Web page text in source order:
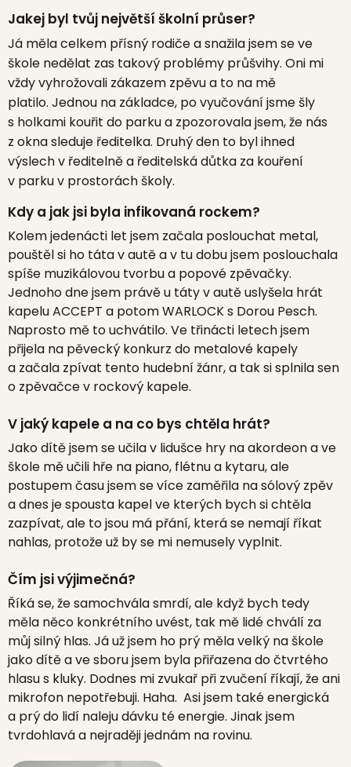
Jakej byl tvůj největší školní průser?
Já měla celkem přísný rodiče a snažila jsem se ve
škole nedělat zas takový problémy průšvihy. Oni mi
vždy vyhrožovali zákazem zpěvu a to na mě
platilo. Jednou na základce, po vyučování jsme šly
s holkami kouřit do parku a zpozorovala jsem, že nás
z okna sleduje ředitelka. Druhý den to byl ihned
výslech v ředitelně a ředitelská důtka za kouření
v parku v prostorách školy.
Kdy a jak jsi byla infikovaná rockem?
Kolem jedenácti let jsem začala poslouchat metal,
pouštěl si ho táta v autě a v tu dobu jsem poslouchala
spíše muzikálovou tvorbu a popové zpěvačky.
Jednohodne jsem právě u táty v autě uslyšela hrát
kapelu ACCEPT a potom WARLOCK s Dorou Pesch.
Naprosto mě to uchvátilo. Ve třinácti letech jsem
přijela na pěvecký konkurz do metalové kapely
a začala zpívat tento hudební žánr, a tak si splnila sen
o zpěvačce v rockový kapele.
V jaký kapele a na co bys chtěla hrát?
Jako dítě jsem se učila v lidušce hry na akordeon a ve
škole mě učili hře na piano, flétnu a kytaru, ale
postupem času jsem se více zaměřila na sólový zpěv
a dnes je spousta kapel ve kterých bych si chtěla
zazpívat, ale to jsou má přání, která se nemají říkat
nahlas, protože už by se mi nemusely vyplnit.
Čím jsi výjimečná?
Říká se, že samochvála smrdí, ale když bych tedy
měla něco konkrétního uvést, tak mě lidé chválí za
můj silný hlas. Já už jsem ho prý měla velký na škole
jako dítě a ve sboru jsem byla přiřazena do čtvrtého
hlasu s kluky. Dodnes mi zvukař při zvučení říkají, že ani
mikrofon nepotřebuji. Haha. Asi jsem také energická
a prý do lidí naleju dávku té energie. Jinak jsem
tvrdohlavá a nejraději jednám na rovinu.